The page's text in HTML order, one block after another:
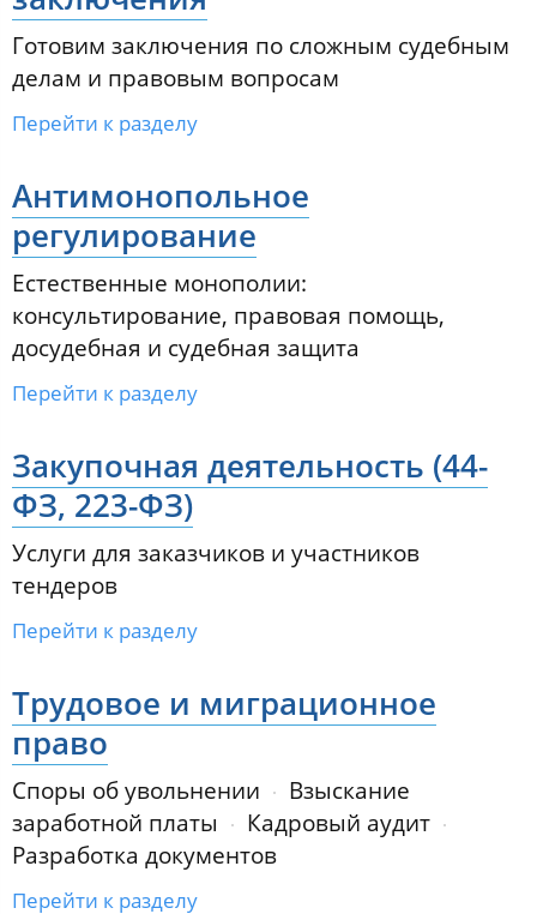
Готовим заключения по сложным судебным
делам и правовым вопросам
Перейти к разделу
Антимонопольное
регулирование
Естественные монополии:
консультирование, правовая помощь,
досудебная и судебная защита
Перейти к разделу
Закупочная деятельность (44-
ФЗ, 223-ФЗ)
Услуги для заказчиков и участников
тендеров
Перейти к разделу
Трудовое и миграционное
право
Споры об увольнении
Взыскание
заработной платы
Кадровый аудит
Разработка документов
Перейти к разделу